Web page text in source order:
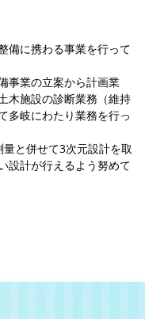
備に携わる事業を行って
事業の立案から計画業
木施設の診断業務（維持
多岐にわたり業務を行っ
と併せて3次元設計を取
設計が行えるよう努めて